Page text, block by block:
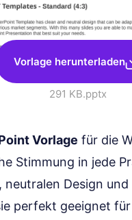
Vorlage herunterladen
291 KB.pptx
Vorlage für die
Stimmung in jede
neutralen Design
perfekt geeignet